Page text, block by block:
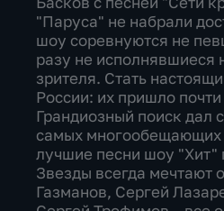
"Паруса" не набрали
шоу соревнуются не
разу не исполнявшиеся
зрителя. Стать
России: их пришло
Грандиозный поиск дал
самых многообещающих
лучшие песни шоу "Хит"
Звезды всегда мечтают
Газманов, Сергей